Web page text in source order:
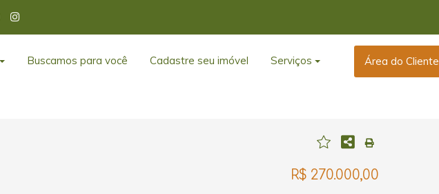
Buscamos para você Cadastre seu imóvel Serviços Área do Cliente
R$ 270.000,00